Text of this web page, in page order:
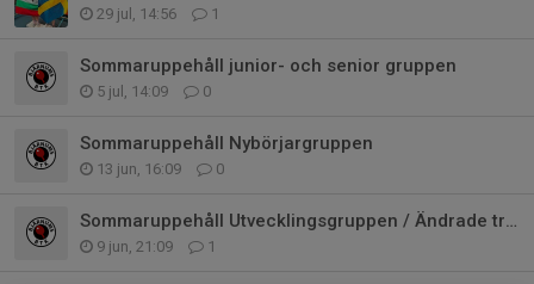
29 jul, 14:56 1
Sommaruppehåll junior- och senior gruppen
5 jul, 14:09 0
Sommaruppehåll Nybörjargruppen
13 jun, 16:09 0
Sommaruppehåll Utvecklingsgruppen / Ändrade träningstider seniorer
9 jun, 21:09 1